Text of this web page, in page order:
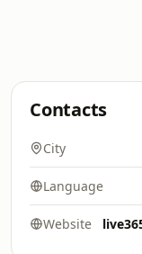
Contacts
City
Language
Website